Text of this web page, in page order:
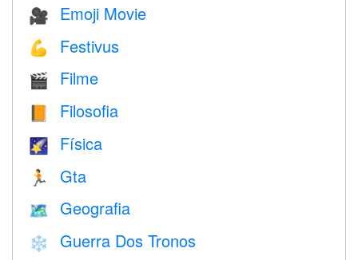
🎥 Emoji Movie
💪 Festivus
🎬 Filme
📙 Filosofia
🌠 Física
🏃 Gta
🗺 Geografia
❄️ Guerra Dos Tronos